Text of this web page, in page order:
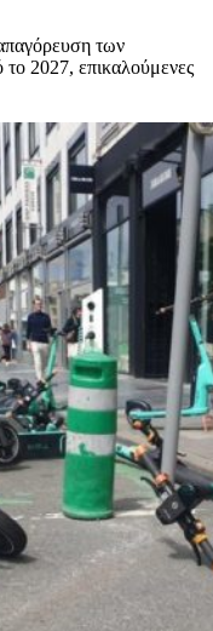
των
το 2027, επικαλούμενες